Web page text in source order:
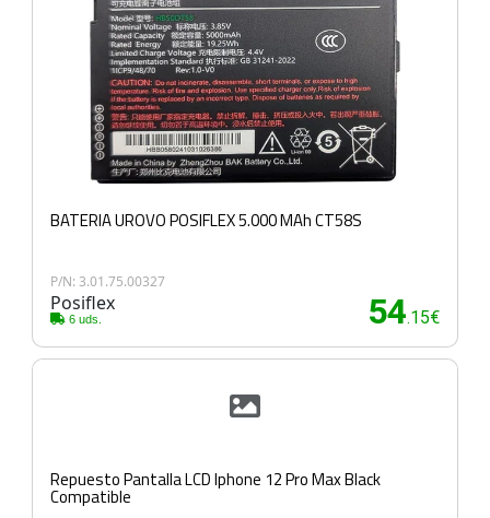
BATERIA UROVO POSIFLEX 5.000 MAh CT58S
P/N: 3.01.75.00327
Posiflex
6 uds. 54.15€
Repuesto Pantalla LCD Iphone 12 Pro Max Black
Compatible